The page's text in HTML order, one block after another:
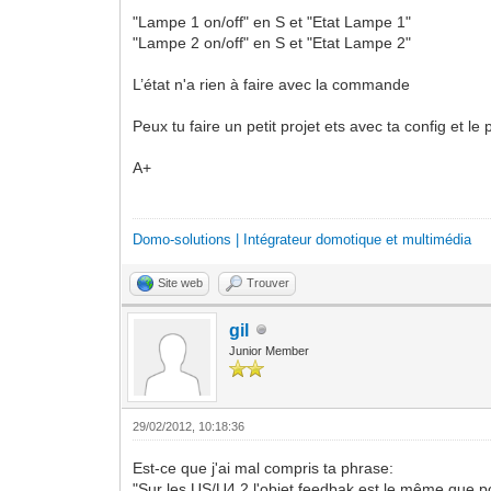
"Lampe 1 on/off" en S et "Etat Lampe 1"
"Lampe 2 on/off" en S et "Etat Lampe 2"
L’état n'a rien à faire avec la commande
Peux tu faire un petit projet ets avec ta config et le
A+
Domo-solutions | Intégrateur domotique et multimédia
Site web Trouver
gil
Junior Member
29/02/2012, 10:18:36
Est-ce que j'ai mal compris ta phrase: